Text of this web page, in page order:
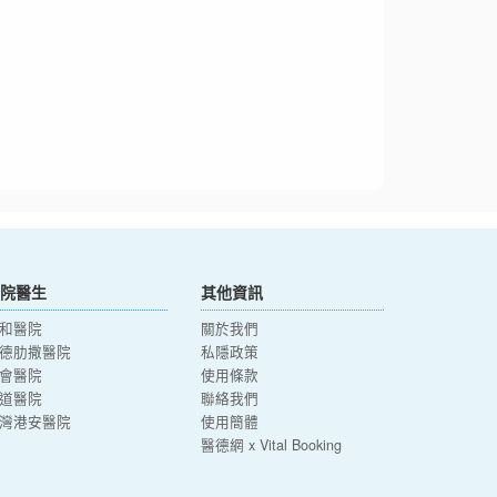
醫生
醫院
肋撒醫院
醫院
醫院
港安醫院
其他資訊
關於我們
私隱政策
使用條款
聯絡我們
使用簡體
醫德網 x Vital Booking